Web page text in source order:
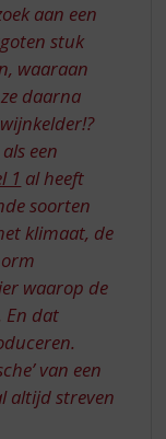
aan een
stuk
waaraan
daarna
een
1 al heeft
soorten
klimaat, de
waarop de
En dat
van een
altijd streven